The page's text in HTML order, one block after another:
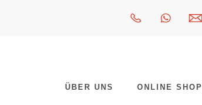
ÜBER UNS ONLINE SHOP